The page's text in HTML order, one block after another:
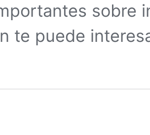
sobre
te puede